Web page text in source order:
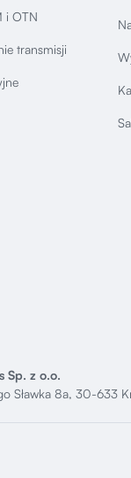
i OTN
transmisji
Sp. z o.o.
Sławka 8a, 30-633